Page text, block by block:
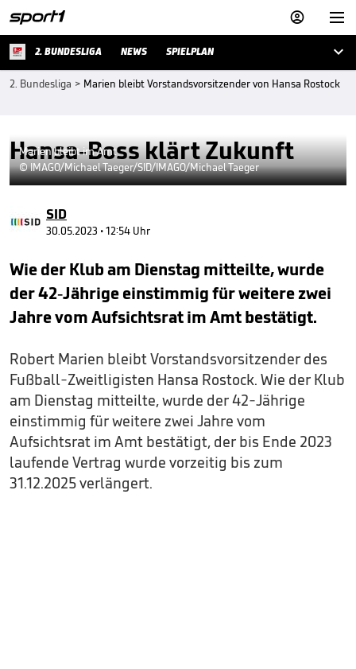


2. BUNDESLIGA NEWS SPIELPLAN 
2. Bundesliga > Marien bleibt Vorstandsvorsitzender von Hansa Rostock
Hansa-Boss klärt Zukunft
Marien bleibt im Amt
© IMAGO/Michael Taeger/SID/IMAGO/Michael Taeger
SID
30.05.2023 • 12:54 Uhr
Wie der Klub am Dienstag mitteilte, wurde
der 42-Jährige einstimmig für weitere zwei
Jahre vom Aufsichtsrat im Amt bestätigt.
Robert Marien bleibt Vorstandsvorsitzender des
Fußball-Zweitligisten Hansa Rostock. Wie der Klub
am Dienstag mitteilte, wurde der 42-Jährige
einstimmig für weitere zwei Jahre vom
Aufsichtsrat im Amt bestätigt, der bis Ende 2023
laufende Vertrag wurde vorzeitig bis zum
31.12.2025 verlängert.